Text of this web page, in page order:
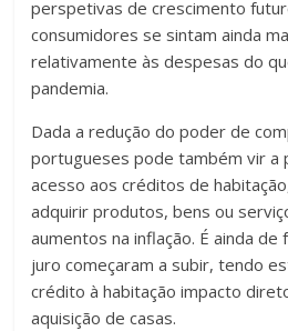
perspetivas de crescimento
consumidores se sintam ainda
relativamente às despesas do
pandemia.
Dada a redução do poder de
portugueses pode também vir a
acesso aos créditos de
adquirir produtos, bens ou
aumentos na inflação. É ainda
juro começaram a subir, tendo
crédito à habitação impacto
aquisição de casas.